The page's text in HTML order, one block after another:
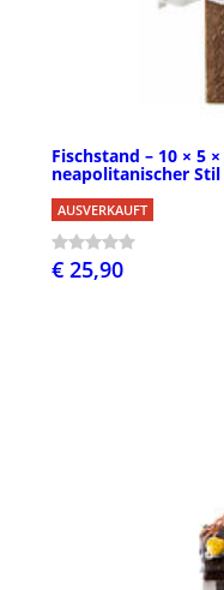
Fischstand – 10 × 5
neapolitanischer Stil
AUSVERKAUFT
€ 25,90